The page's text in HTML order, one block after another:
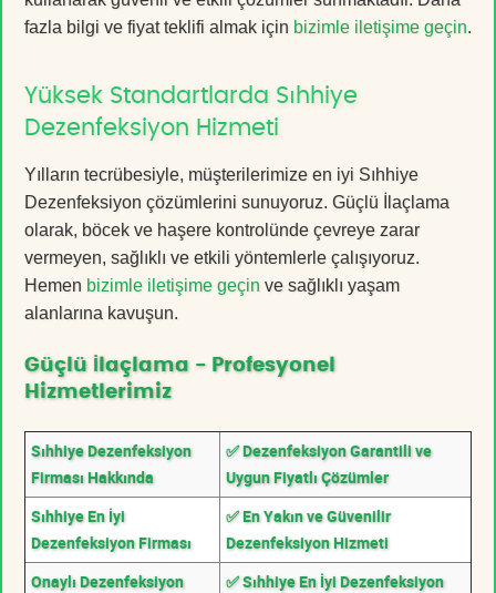
fazla bilgi ve fiyat teklifi almak için bizimle iletişime geçin.
Yüksek Standartlarda Sıhhiye
Dezenfeksiyon Hizmeti
Yılların tecrübesiyle, müşterilerimize en iyi Sıhhiye
Dezenfeksiyon çözümlerini sunuyoruz. Güçlü İlaçlama
olarak, böcek ve haşere kontrolünde çevreye zarar
vermeyen, sağlıklı ve etkili yöntemlerle çalışıyoruz.
Hemen bizimle iletişime geçin ve sağlıklı yaşam
alanlarına kavuşun.
Güçlü İlaçlama - Profesyonel
Hizmetlerimiz
Sıhhiye Dezenfeksiyon
Firması Hakkında
✅ Dezenfeksiyon Garantili ve
Uygun Fiyatlı Çözümler
Sıhhiye En İyi
Dezenfeksiyon Firması
✅ En Yakın ve Güvenilir
Dezenfeksiyon Hizmeti
Onaylı Dezenfeksiyon
✅ Sıhhiye En İyi Dezenfeksiyon